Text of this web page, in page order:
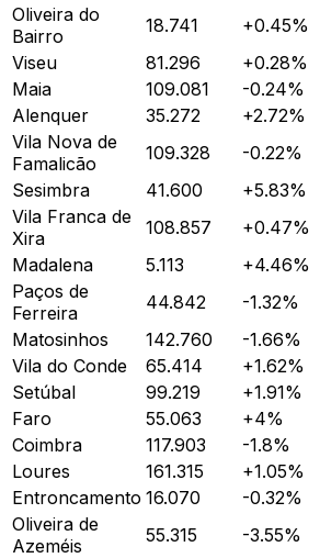
Oliveira do
Bairro
18.741 +0.45%
Viseu
81.296 +0.28%
Maia
109.081 -0.24%
Alenquer
35.272 +2.72%
Vila Nova de
Famalicão
109.328 -0.22%
Sesimbra
41.600 +5.83%
Vila Franca de
Xira
108.857 +0.47%
Madalena
5.113 +4.46%
Paços de
Ferreira
44.842 -1.32%
Matosinhos
142.760 -1.66%
Vila do Conde
65.414 +1.62%
Setúbal
99.219 +1.91%
Faro
55.063 +4%
Coimbra
117.903 -1.8%
Loures
161.315 +1.05%
Entroncamento 16.070 -0.32%
Oliveira de
Azeméis
55.315 -3.55%